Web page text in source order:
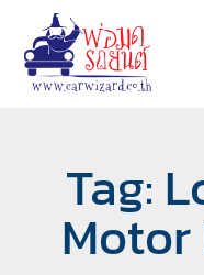
Tag:
Motor